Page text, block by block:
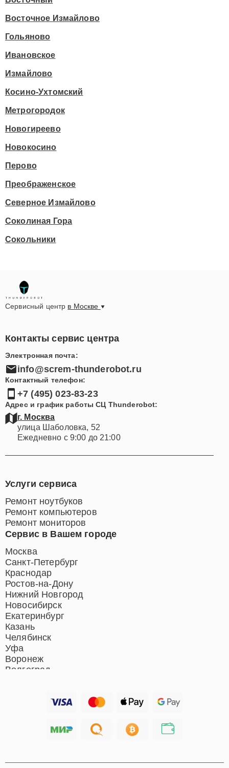
Восточное Измайлово
Гольяново
Ивановское
Измайлово
Косино-Ухтомский
Метрогородок
Новогиреево
Новокосино
Перово
Преображенское
Северное Измайлово
Соколиная Гора
Сокольники
Сервисный центр в Москве
Контакты сервис центра
Электронная почта:
info@screm-thunderobot.ru
Контактный телефон:
+7 (495) 023-83-23
Адрес и график работы СЦ Thunderobot:
г. Москва
улица Шаболовка, 52
Ежедневно с 9:00 до 21:00
Сервис в Вашем городе
Москва
Санкт-Петербург
Краснодар
Ростов-на-Дону
Нижний Новгород
Новосибирск
Екатеринбург
Казань
Челябинск
Уфа
Воронеж
Волгоград
Хабаровск
Услуги сервиса
Ремонт ноутбуков
Ремонт компьютеров
Ремонт мониторов